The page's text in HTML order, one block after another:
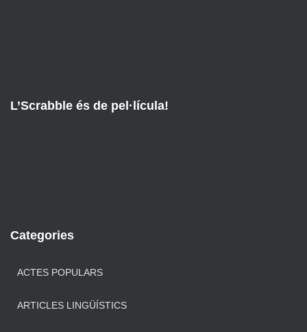
L’Scrabble és de pel·lícula!
Categories
ACTES POPULARS
ARTICLES LINGÜÍSTICS